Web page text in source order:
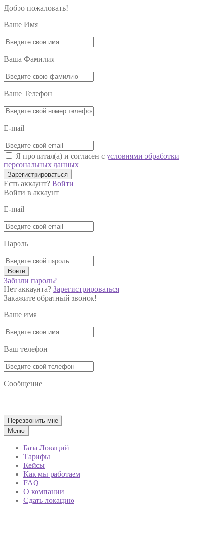
Добро пожаловать!
Ваше Имя
Ваша Фамилия
Ваше Телефон
E-mail
Я прочитал(а) и согласен с условиями обработки
персональных данных
Зарегистрироваться
Есть аккаунт? Войти
Войти в аккаунт
E-mail
Пароль
Войти
Забыли пароль?
Нет аккаунта? Зарегистрироваться
Закажите обратный звонок!
Ваше имя
Ваш телефон
Сообщение
Перезвонить мне
Меню
База Локаций
Тарифы
Кейсы
Как мы работаем
FAQ
О компании
Сдать локацию